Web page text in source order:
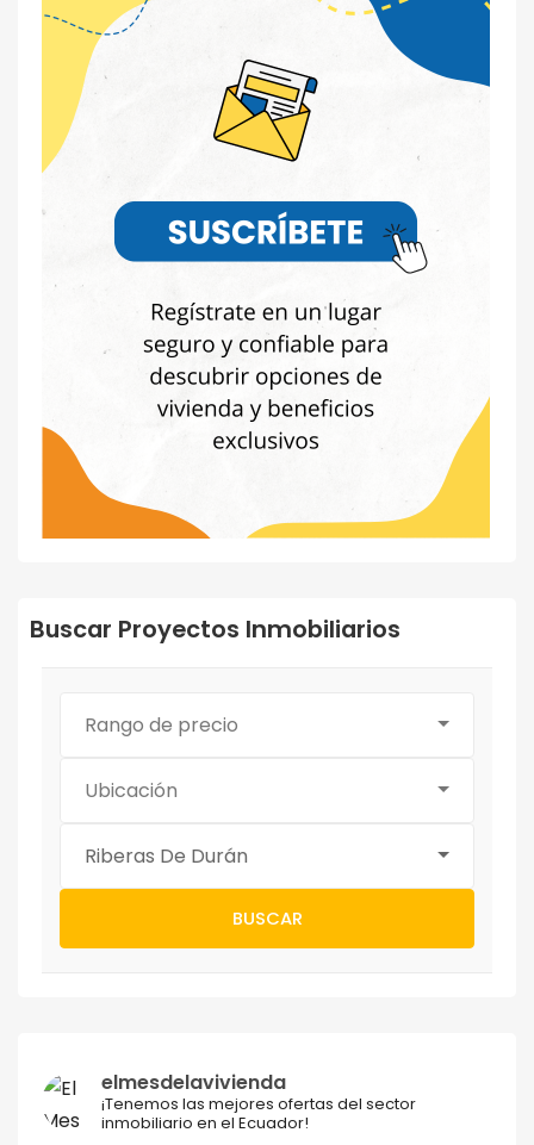
Buscar Proyectos Inmobiliarios
Rango de precio
Ubicación
Riberas De Durán
BUSCAR
elmesdelavivienda
¡Tenemos las mejores ofertas del sector
inmobiliario en el Ecuador!